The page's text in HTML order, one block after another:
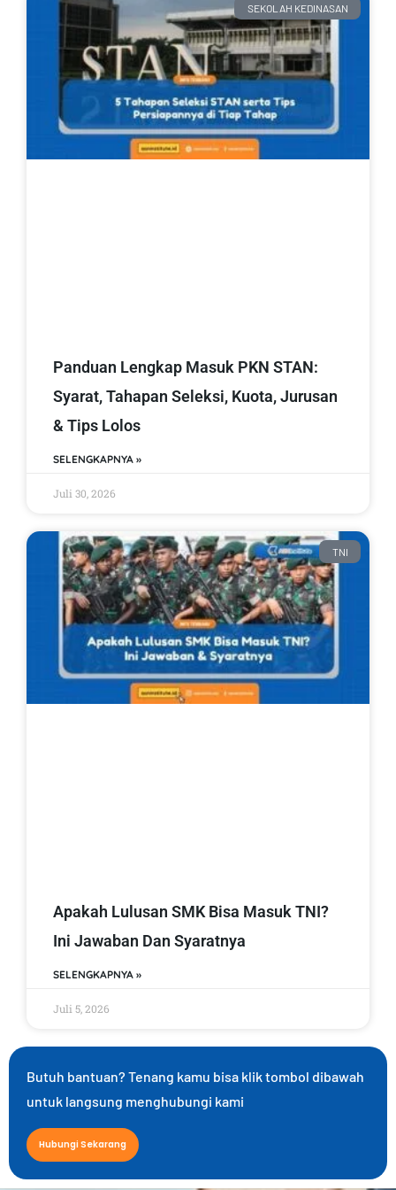
SEKOLAH KEDINASAN
Panduan Lengkap Masuk PKN STAN:
Syarat, Tahapan Seleksi, Kuota, Jurusan
& Tips Lolos
SELENGKAPNYA »
Juli 30, 2026
TNI
Apakah Lulusan SMK Bisa Masuk TNI?
Ini Jawaban Dan Syaratnya
SELENGKAPNYA »
Juli 5, 2026
Butuh bantuan? Tenang kamu bisa klik tombol dibawah
untuk langsung menghubungi kami
Hubungi Sekarang